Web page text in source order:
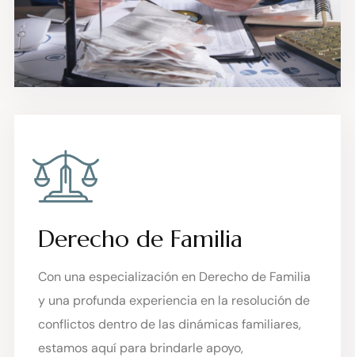
Derecho de Familia
Con una especialización en Derecho de Familia
y una profunda experiencia en la resolución de
conflictos dentro de las dinámicas familiares,
estamos aquí para brindarle apoyo,